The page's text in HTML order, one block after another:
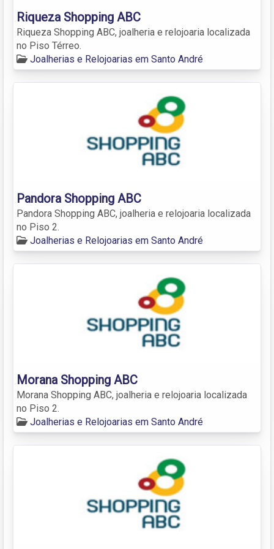
Riqueza Shopping ABC
Riqueza Shopping ABC, joalheria e relojoaria localizada
no Piso Térreo.
Joalherias e Relojoarias em Santo André
Pandora Shopping ABC
Pandora Shopping ABC, joalheria e relojoaria localizada
no Piso 2.
Joalherias e Relojoarias em Santo André
Morana Shopping ABC
Morana Shopping ABC, joalheria e relojoaria localizada
no Piso 2.
Joalherias e Relojoarias em Santo André